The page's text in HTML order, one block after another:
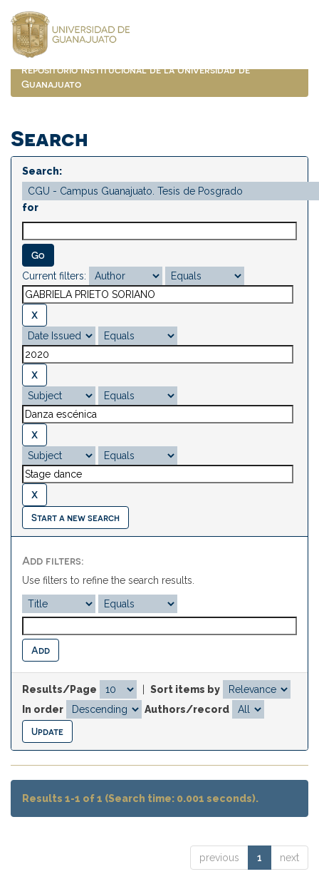
navigation
Repositorio Institucional de la Universidad de
Guanajuato
Search
Search:
for
Current filters:
Start a new search
Add filters:
Use filters to refine the search results.
Results/Page
Sort items by
In order
Authors/record
Results 1-1 of 1 (Search time: 0.001 seconds).
previous 1 next